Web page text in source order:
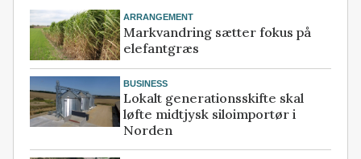
ARRANGEMENT
Markvandring sætter fokus på
elefantgræs
BUSINESS
Lokalt generationsskifte skal
løfte midtjysk siloimportør i
Norden